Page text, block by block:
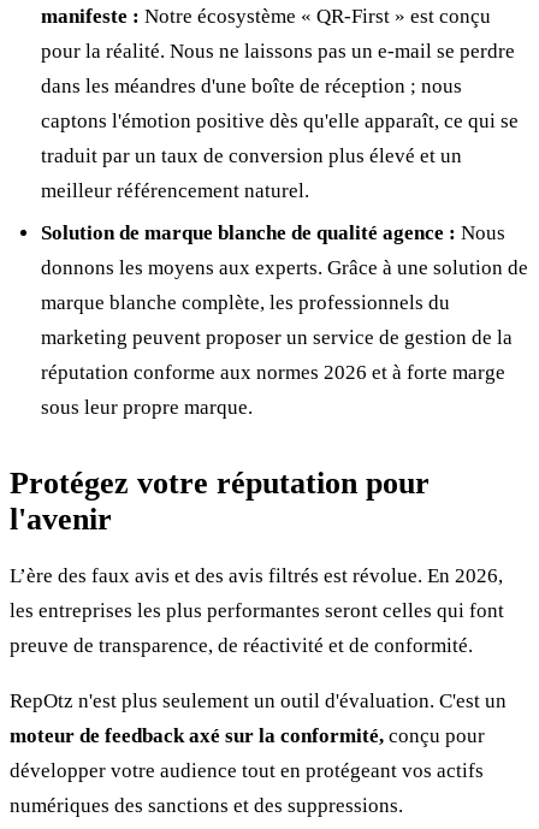
manifeste : Notre écosystème « QR-First » est conçu
pour la réalité. Nous ne laissons pas un e-mail se perdre
dans les méandres d'une boîte de réception ; nous
captons l'émotion positive dès qu'elle apparaît, ce qui se
traduit par un taux de conversion plus élevé et un
meilleur référencement naturel.
Solution de marque blanche de qualité agence : Nous
donnons les moyens aux experts. Grâce à une solution de
marque blanche complète, les professionnels du
marketing peuvent proposer un service de gestion de la
réputation conforme aux normes 2026 et à forte marge
sous leur propre marque.
Protégez votre réputation pour
l'avenir
L’ère des faux avis et des avis filtrés est révolue. En 2026,
les entreprises les plus performantes seront celles qui font
preuve de transparence, de réactivité et de conformité.
RepOtz n'est plus seulement un outil d'évaluation. C'est un
moteur de feedback axé sur la conformité, conçu pour
développer votre audience tout en protégeant vos actifs
numériques des sanctions et des suppressions.